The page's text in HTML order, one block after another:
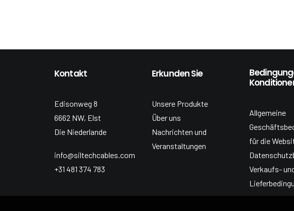
Kontakt
Edisonweg 8
6662 NW, Elst
Die Niederlande
info@siltechcables.com
+31 481 374 783
Erkunden Sie
Unsere Produkte
Über uns
Nachrichten und
Veranstaltungen
Allgemeine
für die
Verkaufs-